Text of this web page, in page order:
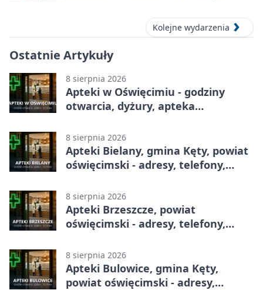
Kolejne wydarzenia
Ostatnie Artykuły
8 sierpnia 2026
Apteki w Oświęcimiu - godziny
otwarcia, dyżury, apteka
8 sierpnia 2026
Apteki Bielany, gmina Kęty, powiat
oświęcimski - adresy, telefony,
8 sierpnia 2026
Apteki Brzeszcze, powiat
oświęcimski - adresy, telefony,
8 sierpnia 2026
Apteki Bulowice, gmina Kęty,
powiat oświęcimski - adresy,